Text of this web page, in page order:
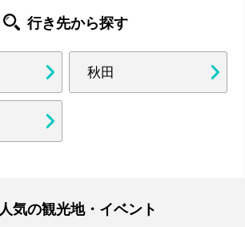
行き先から探す
秋田
人気の観光地・イベント